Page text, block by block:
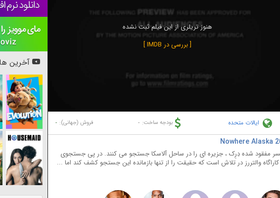
هنوز تریلری از این فیلم ثبت نشده
[ بررسی در IMDB ]
ایالات متحده بودجه ساخت: - فروش (جهانی): -
مفقود شده دِرِک ، جزیره ای را در ساحل آلاسکا جستجو می کنند. در پی جستجوی
والتررز در تلاش است که حقیقت را از تنها بازمانده این جستجو کشف کند اما ...
آخرین